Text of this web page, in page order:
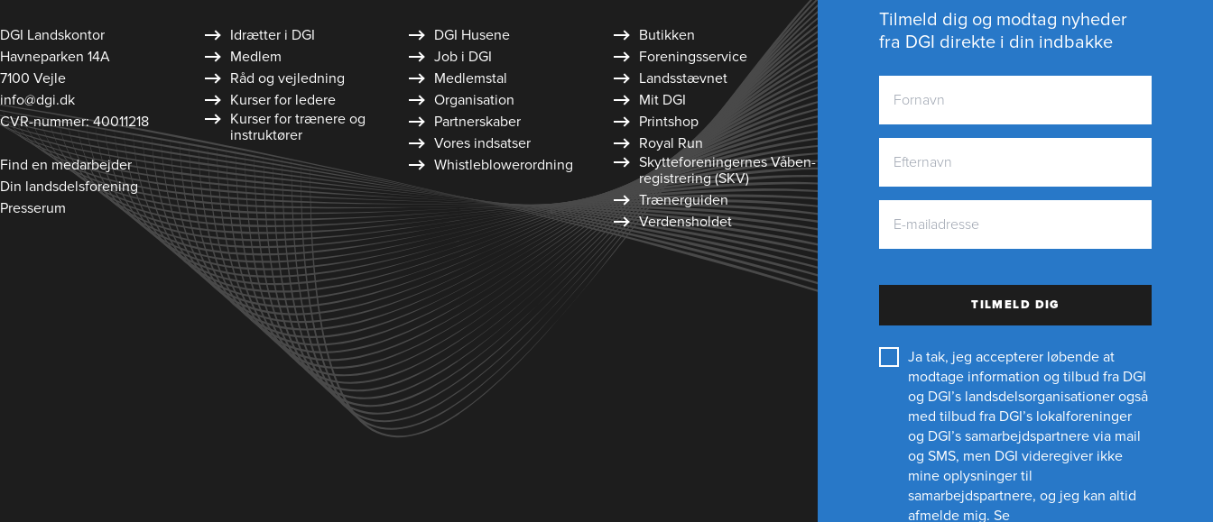
DGI Landskontor
Havneparken 14A
7100 Vejle
info@dgi.dk
CVR-nummer: 40011218
Find en medarbejder
Din landsdelsforening
Presserum
Idrætter i DGI
Medlem
Råd og vejledning
Kurser for ledere
Kurser for trænere og
instruktører
DGI Husene
Job i DGI
Medlemstal
Organisation
Partnerskaber
Vores indsatser
Whistleblower­ordning
Butikken
Foreningsservice
Landsstævnet
Mit DGI
Printshop
Royal Run
Skytte­foreningernes Våben­
registrering (SKV)
Trænerguiden
Verdensholdet
Tilmeld dig og modtag nyheder
fra DGI direkte i din indbakke
TILMELD DIG
Ja tak, jeg accepterer løbende at
modtage information og tilbud fra DGI
og DGI’s landsdelsorganisationer også
med tilbud fra DGI’s lokalforeninger
og DGI’s samarbejdspartnere via mail
og SMS, men DGI videregiver ikke
mine oplysninger til
samarbejdspartnere, og jeg kan altid
afmelde mig. Se